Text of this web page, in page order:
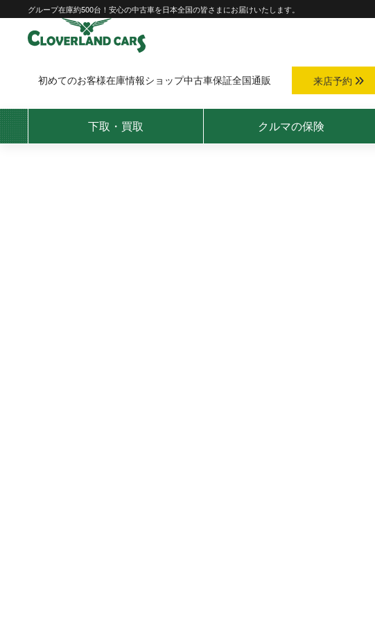
content
グループ在庫約500台！安心の中古車を日本全国の皆さまにお届けいたします。
初めてのお客様在庫情報ショップ中古車保証全国通販 来店予約
下取・買取 クルマの保険